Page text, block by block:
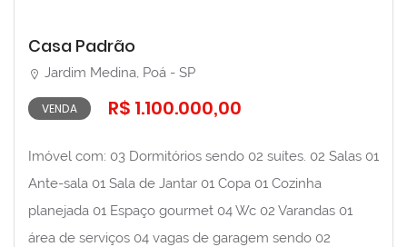
Casa Padrão
Jardim Medina, Poá - SP
VENDA R$ 1.100.000,00
Imóvel com: 03 Dormitórios sendo 02 suítes. 02 Salas 01
Ante-sala 01 Sala de Jantar 01 Copa 01 Cozinha
planejada 01 Espaço gourmet 04 Wc 02 Varandas 01
área de serviços 04 vagas de garagem sendo 02